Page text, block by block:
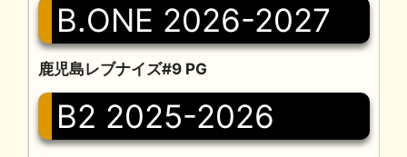
B.ONE 2026-2027
鹿児島レブナイズ#9 PG
B2 2025-2026